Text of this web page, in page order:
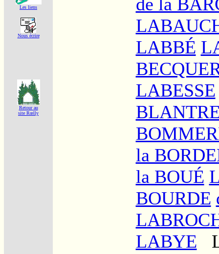
Les liens
Nous écrire
Retour au
site Rœlly
LABBÉ
LABESSE
la
la BOUÉ
BOURDE
LABYE